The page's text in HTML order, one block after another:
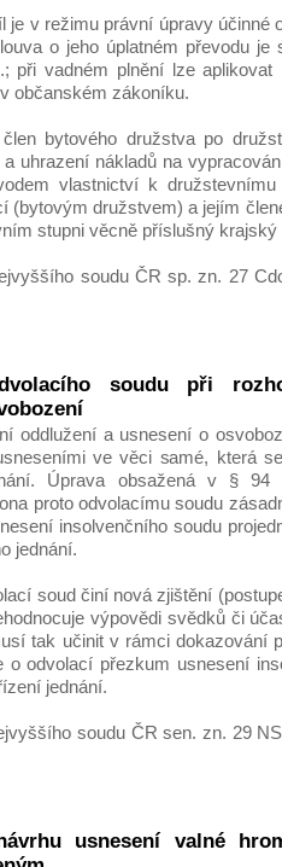
je v režimu právní úpravy účinné
o jeho úplatném převodu je
při vadném plnění lze aplikovat
občanském zákoníku.
bytového družstva po
uhrazení nákladů na
vlastnictví k
(bytovým družstvem) a jejím
stupni věcně příslušný krajský
soudu ČR sp. zn. 27
soudu při
oddlužení a usnesení o
ve věci samé, která
Úprava obsažená v §
proto odvolacímu soudu
insolvenčního soudu
jednání.
soud činí nová zjištění
výpovědi svědků či
tak učinit v rámci dokazování
o odvolací přezkum usnesení
jednání.
soudu ČR sen. zn. 29
usnesení valné